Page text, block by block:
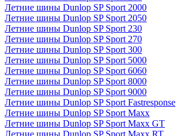
Летние шины Dunlop SP Sport 2000
Летние шины Dunlop SP Sport 2050
Летние шины Dunlop SP Sport 230
Летние шины Dunlop SP Sport 270
Летние шины Dunlop SP Sport 300
Летние шины Dunlop SP Sport 5000
Летние шины Dunlop SP Sport 6060
Летние шины Dunlop SP Sport 8000
Летние шины Dunlop SP Sport 9000
Летние шины Dunlop SP Sport Fastresponse
Летние шины Dunlop SP Sport Maxx
Летние шины Dunlop SP Sport Maxx GT
Летние шины Dunlop SP Sport Maxx RT